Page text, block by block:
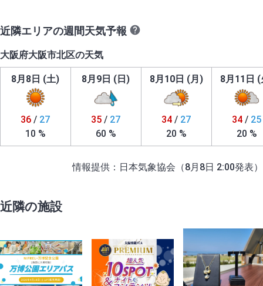
近隣エリアの週間天気予報
大阪府大阪市北区の天気
8月8日 (土)
36 / 27
10 %
8月9日 (日)
35 / 27
60 %
8月10日 (月)
34 / 27
20 %
8月11日 (
34 / 25
20 %
情報提供：日本気象協会（8月8日 2:00発表）
近隣の施設